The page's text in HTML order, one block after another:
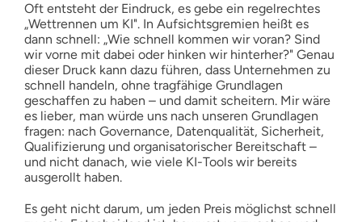
Oft entsteht der Eindruck, es gebe ein regelrechtes
„Wettrennen um KI". In Aufsichtsgremien heißt es
dann schnell: „Wie schnell kommen wir voran? Sind
wir vorne mit dabei oder hinken wir hinterher?" Genau
dieser Druck kann dazu führen, dass Unternehmen zu
schnell handeln, ohne tragfähige Grundlagen
geschaffen zu haben – und damit scheitern. Mir wäre
es lieber, man würde uns nach unseren Grundlagen
fragen: nach Governance, Datenqualität, Sicherheit,
Qualifizierung und organisatorischer Bereitschaft –
und nicht danach, wie viele KI-Tools wir bereits
ausgerollt haben.
Es geht nicht darum, um jeden Preis möglichst schnell